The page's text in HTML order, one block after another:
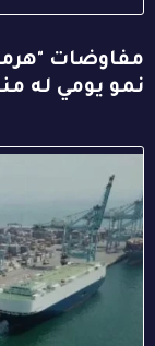
مفاوضات
نمو يومي له